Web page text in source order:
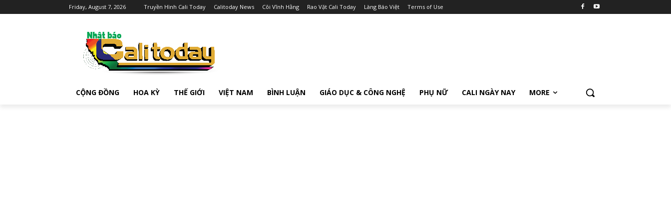
Friday, August 7, 2026 Truyền Hình Cali Today Calitoday News Cõi Vĩnh Hằng Rao Vặt Cali Today Làng Báo Việt Terms of Use
CỘNG ĐỒNG HOA KỲ THẾ GIỚI VIỆT NAM BÌNH LUẬN GIÁO DỤC & CÔNG NGHỆ PHỤ NỮ CALI NGÀY NAY MORE